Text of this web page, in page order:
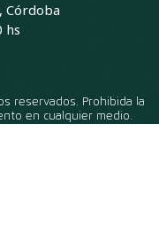
Córdoba
hs
reservados. Prohibida la
en cualquier medio.